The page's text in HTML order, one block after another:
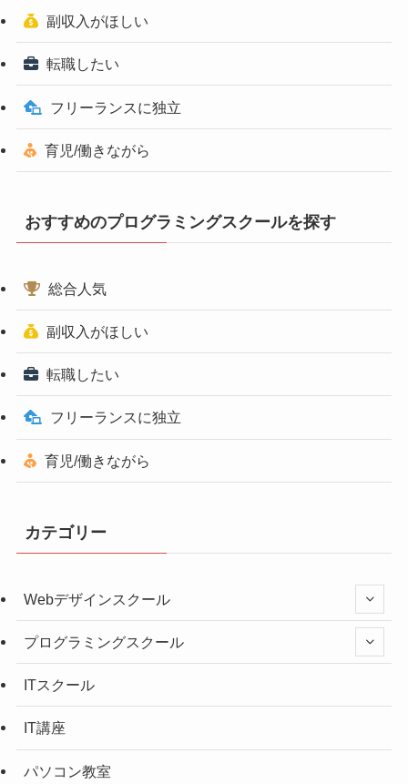
副収入がほしい
転職したい
フリーランスに独立
育児/働きながら
おすすめのプログラミングスクールを探す
総合人気
副収入がほしい
転職したい
フリーランスに独立
育児/働きながら
カテゴリー
Webデザインスクール
プログラミングスクール
ITスクール
IT講座
パソコン教室